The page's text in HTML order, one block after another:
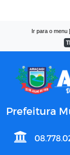
Ir para o menu
Prefeitura